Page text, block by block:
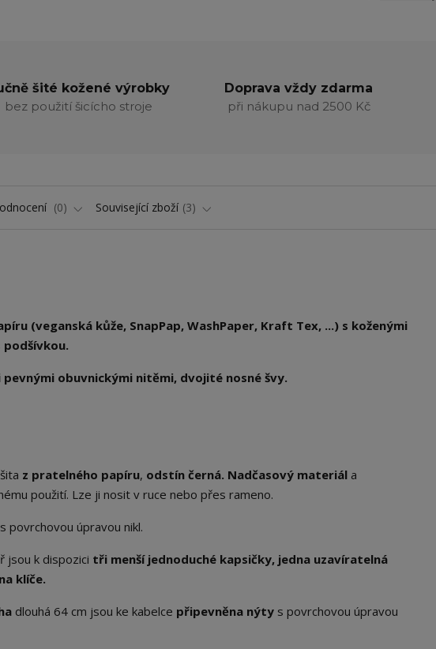
šité kožené výrobky
bez použití šicícho stroje
Doprava vždy zdarma
při nákupu nad 2500 Kč
0 Související zboží 3
(veganská kůže, SnapPap, WashPaper, Kraft Tex, ...) s koženými
podšívkou.
obuvnickými nitěmi, dvojité nosné švy.
z pratelného papíru, odstín černá. Nadčasový materiál a
použití. Lze ji nosit v ruce nebo přes rameno.
povrchovou úpravou nikl.
jsou k dispozici tři menší jednoduché kapsičky, jedna uzavíratelná
klíče.
dlouhá 64 cm jsou ke kabelce připevněna nýty s povrchovou úpravou